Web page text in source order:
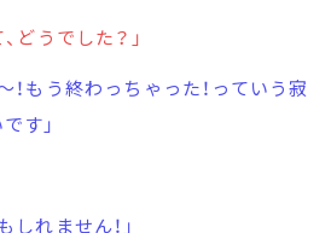
どうでした？」
！もう終わっちゃった！っていう寂
す」
れません！」